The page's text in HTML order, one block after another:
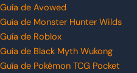
Guía de Avowed
Guía de Monster Hunter Wilds
Guía de Roblox
Guía de Black Myth Wukong
Guía de Pokémon TCG Pocket